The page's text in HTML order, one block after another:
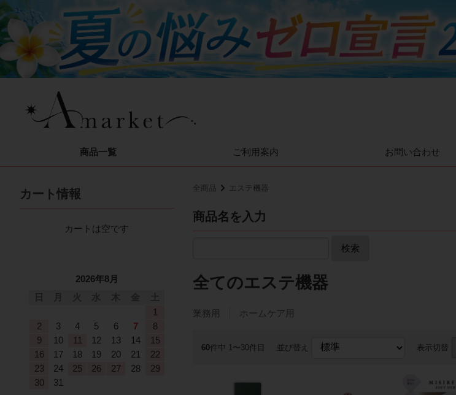
商品一覧 ご利用案内 お問い合わせ
全商品 エステ機器
商品名を入力
検索
全てのエステ機器
業務用 ホームケア用
60件中 1〜30件目 並び替え 表示切替
カート情報
カートは空です
2026年8月
1
2
3 4 5 6 7
8
9
10 11 12 13 14
15
16
17 18 19 20 21
22
23
24 25 26 27 28
29
30
31